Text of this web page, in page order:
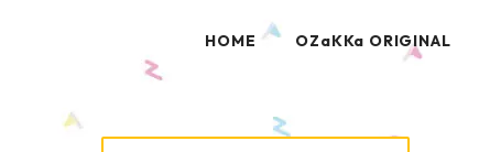
HOME OZaKKa ORIGINAL